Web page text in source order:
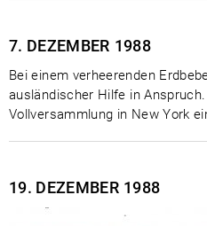
7. DEZEMBER 1988
Bei einem verheerenden
ausländischer Hilfe in
Vollversammlung in New York
19. DEZEMBER 1988